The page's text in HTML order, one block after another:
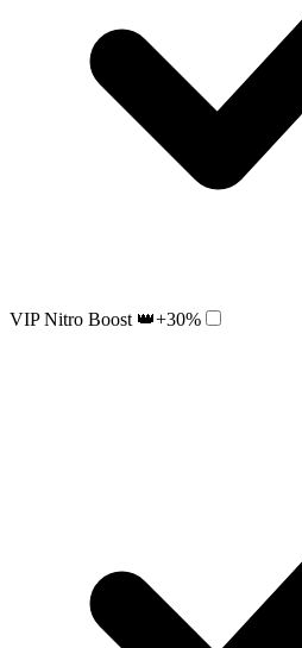
VIP Nitro Boost 👑+30%